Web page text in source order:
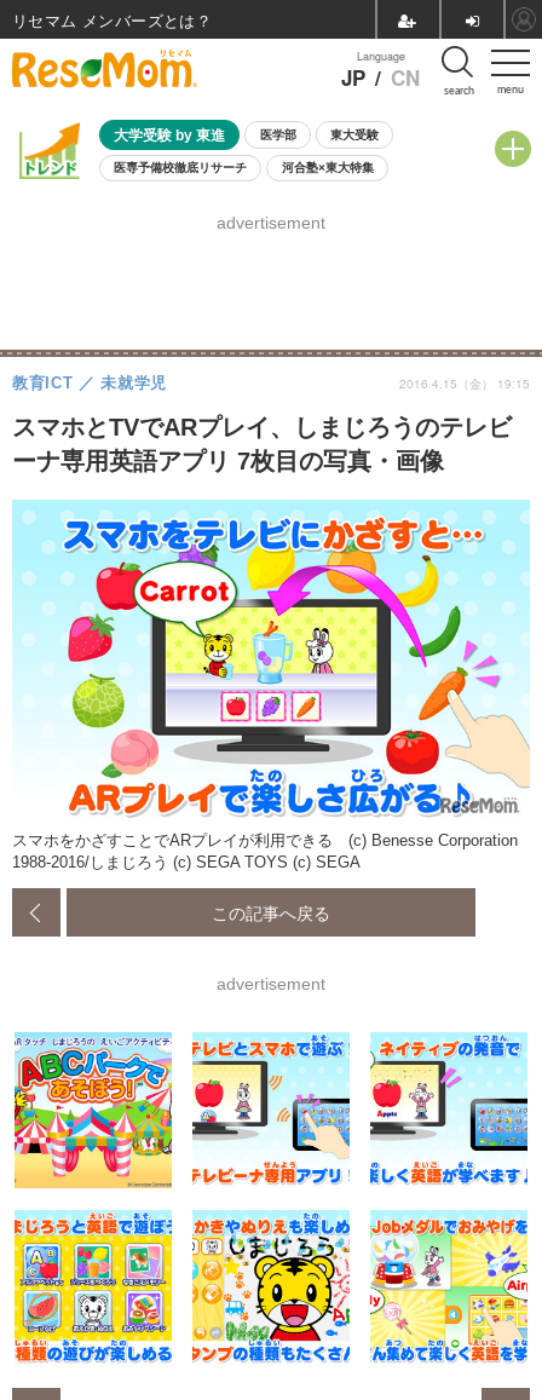
menu
Language
JP / CN search
大学受験 by 東進 医学部 東大受験
医専予備校徹底リサーチ 河合塾×東大特集
8月開催学校説明会・相談会
advertisement
スマホとTVでARプレイ、しまじろうのテレビ
ーナ専用英語アプリ 7枚目の写真・画像
教育ICT 未就学児 2016.4.15（金） 19:15
スマホをかざすことでARプレイが利用できる (c) Benesse Corporation
1988-2016/しまじろう (c) SEGA TOYS (c) SEGA
この記事へ戻る
advertisement
リセマム メンバーズ